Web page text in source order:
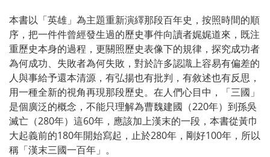
本書以「英雄」為主題重新演繹那段百年史，按照時間的順
序，把一件件曾經發生過的歷史事件向讀者娓娓道來，既注
重歷史本身的過程，更關照歷史表像下的規律，探究成功者
為何成功、失敗者為何失敗，對於許多認識上容易有偏差的
人與事給予還本清源，有弘揚也有批判，有敘述也有反思，
用一種全新的視角再現那段歷史。在人們心目中，「三國」
是個廣泛的概念，不能只理解為曹魏建國（220年）到孫吳
滅亡（280年）這60年，應該加上漢末的一段，本書從黃巾
大起義前的180年開始寫起，止於280年，剛好100年，所以
稱「漢末三國一百年」。